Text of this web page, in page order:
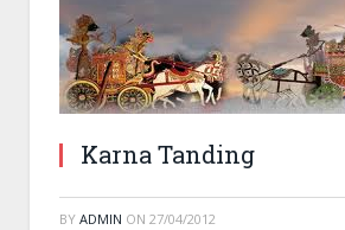
Karna Tanding
BY ADMIN ON 27/04/2012